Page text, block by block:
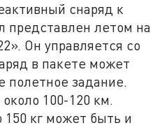
снаряд к
летом на
Он управляется со
в пакете может
полетное задание.
100-120 км.
150 кг может быть и